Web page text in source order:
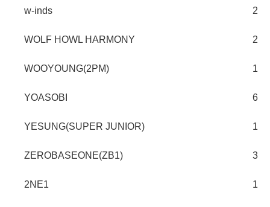
w-inds 2
WOLF HOWL HARMONY 2
WOOYOUNG(2PM) 1
YOASOBI 6
YESUNG(SUPER JUNIOR) 1
ZEROBASEONE(ZB1) 3
2NE1 1